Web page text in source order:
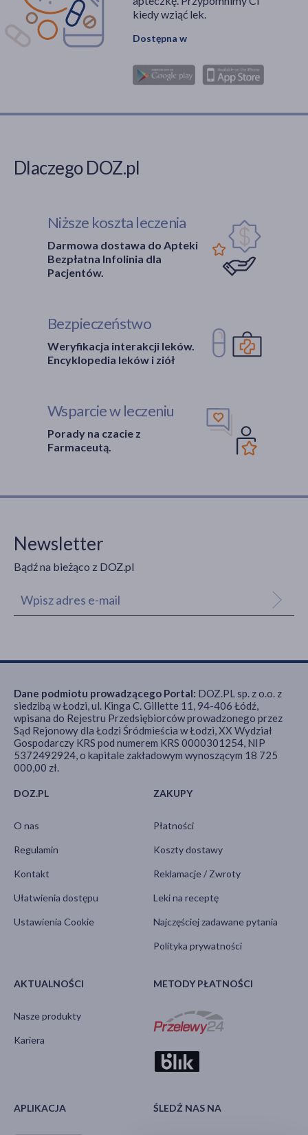
kiedy wziąć lek.
Dostępna w
Dlaczego DOZ.pl
Niższe koszta leczenia
Darmowa dostawa do Apteki
Bezpłatna Infolinia dla
Pacjentów.
Bezpieczeństwo
Weryfikacja interakcji leków.
Encyklopedia leków i ziół
Wsparcie w leczeniu
Porady na czacie z
Farmaceutą.
Newsletter
Bądź na bieżąco z DOZ.pl
DOZ.PL
O nas
Regulamin
Kontakt
Ułatwienia dostępu
Ustawienia Cookie
ZAKUPY
Płatności
Koszty dostawy
Reklamacje / Zwroty
Leki na receptę
Najczęściej zadawane pytania
Polityka prywatności
AKTUALNOŚCI
Nasze produkty
Kariera
METODY PŁATNOŚCI
APLIKACJA ŚLEDŹ NAS NA
Dane podmiotu prowadzącego Portal: DOZ.PL sp. z o.o. z
siedzibą w Łodzi, ul. Kinga C. Gillette 11, 94-406 Łódź,
wpisana do Rejestru Przedsiębiorców prowadzonego przez
Sąd Rejonowy dla Łodzi Śródmieścia w Łodzi, XX Wydział
Gospodarczy KRS pod numerem KRS 0000301254, NIP
5372492924, o kapitale zakładowym wynoszącym 18 725
000,00 zł.